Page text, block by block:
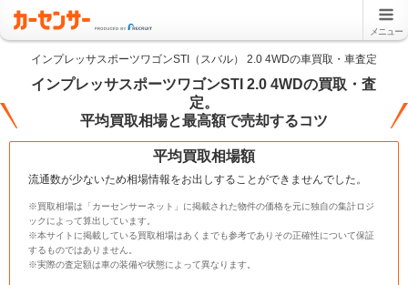
メニュー
インプレッサスポーツワゴンSTI（スバル） 2.0 4WDの車買取・車査定
インプレッサスポーツワゴンSTI 2.0 4WDの買取・査
定。
平均買取相場と最高額で売却するコツ
平均買取相場額
流通数が少ないため相場情報をお出しすることができませんでした。
※買取相場は「カーセンサーネット」に掲載された物件の価格を元に独自の集計ロジ
ックによって算出しています。
※本サイトに掲載している買取相場はあくまでも参考でありその正確性について保証
するものではありません。
※実際の査定額は車の装備や状態によって異なります。